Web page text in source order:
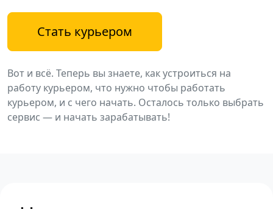
Стать курьером
Вот и всё. Теперь вы знаете, как устроиться на
работу курьером, что нужно чтобы работать
курьером, и с чего начать. Осталось только выбрать
сервис — и начать зарабатывать!